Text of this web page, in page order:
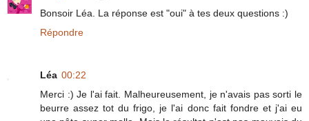
Bonsoir Léa. La réponse est "oui" à tes deux questions :)
Répondre
Léa 00:22
Merci :) Je l'ai fait. Malheureusement, je n'avais pas sorti le
beurre assez tot du frigo, je l'ai donc fait fondre et j'ai eu